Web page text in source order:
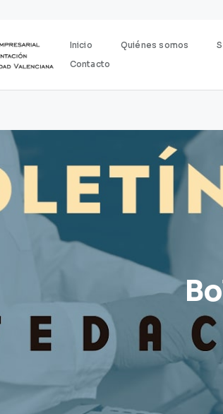
Inicio Quiénes somos
Contacto